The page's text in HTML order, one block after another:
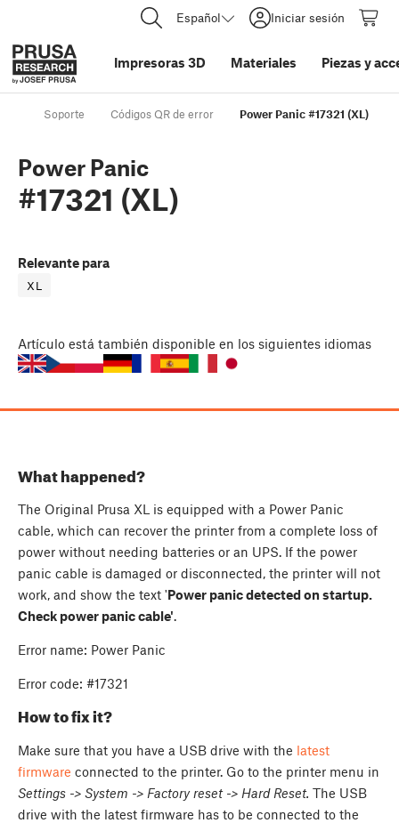
Español Iniciar sesión
Impresoras 3D Materiales Piezas y
Soporte Códigos QR de error Power Panic #17321 (XL)
Power Panic
#17321 (XL)
Relevante para
XL
Artículo está también disponible en los siguientes idiomas
What happened?
The Original Prusa XL is equipped with a Power Panic
cable, which can recover the printer from a complete loss of
power without needing batteries or an UPS. If the power
panic cable is damaged or disconnected, the printer will not
work, and show the text 'Power panic detected on startup.
Check power panic cable'.
Error name: Power Panic
Error code: #17321
How to fix it?
Make sure that you have a USB drive with the latest
firmware connected to the printer. Go to the printer menu in
Settings -> System -> Factory reset -> Hard Reset. The USB
drive with the latest firmware has to be connected to the